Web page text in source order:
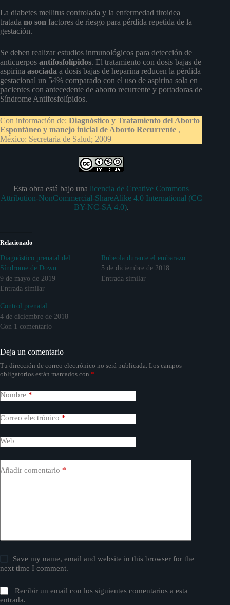
La diabetes mellitus controlada y la enfermedad tiroidea
tratada no son factores de riesgo para pérdida repetida de la
gestación.
Se deben realizar estudios inmunológicos para detección de
anticuerpos antifosfolípidos. El tratamiento con dosis bajas de
aspirina asociada a dosis bajas de heparina reducen la pérdida
gestacional un 54% comparado con el uso de aspirina sola en
pacientes con antecedente de aborto recurrente y portadoras de
Síndrome Antifosfolípidos.
Con información de: Diagnóstico y Tratamiento del Aborto
Espontáneo y manejo inicial de Aborto Recurrente ,
México: Secretaria de Salud; 2009
Esta obra está bajo una licencia de Creative Commons
Attribution-NonCommercial-ShareAlike 4.0 International (CC
BY-NC-SA 4.0).
Relacionado
Diagnóstico prenatal del
Síndrome de Down
9 de mayo de 2019
Entrada similar
Rubeola durante el embarazo
5 de diciembre de 2018
Entrada similar
Control prenatal
4 de diciembre de 2018
Con 1 comentario
Deja un comentario
Tu dirección de correo electrónico no será publicada. Los campos
obligatorios están marcados con *
Nombre *
Correo electrónico *
Web
Añadir comentario *
Save my name, email and website in this browser for the
next time I comment.
Recibir un email con los siguientes comentarios a esta
entrada.